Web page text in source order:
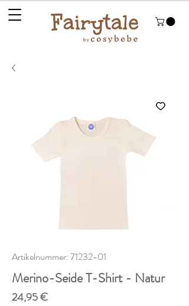
Artikelnummer: 71232-01
Merino-Seide T-Shirt - Natur
24,95 €Preis